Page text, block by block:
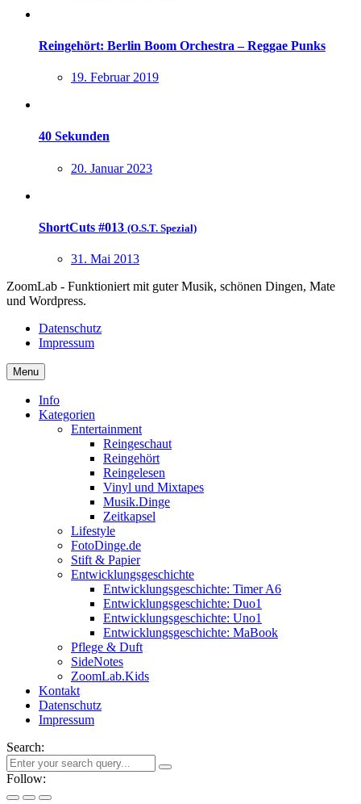
Reingehört: Berlin Boom Orchestra – Reggae Punks
19. Februar 2019
40 Sekunden
20. Januar 2023
ShortCuts #013 (O.S.T. Spezial)
31. Mai 2013
ZoomLab - Funktioniert mit guter Musik, schönen Dingen, Mate
und Wordpress.
Datenschutz
Impressum
Menu
Info
Kategorien
Entertainment
Reingeschaut
Reingehört
Reingelesen
Vinyl und Mixtapes
Musik.Dinge
Zeitkapsel
Lifestyle
FotoDinge.de
Stift & Papier
Entwicklungsgeschichte
Entwicklungsgeschichte: Timer A6
Entwicklungsgeschichte: Duo1
Entwicklungsgeschichte: Uno1
Entwicklungsgeschichte: MaBook
Pflege & Duft
SideNotes
ZoomLab.Kids
Kontakt
Datenschutz
Impressum
Search:
Follow: